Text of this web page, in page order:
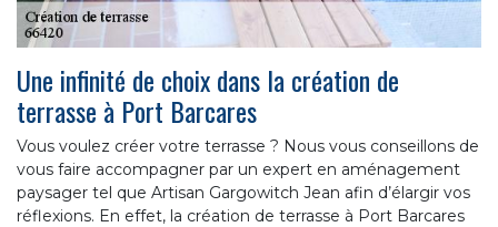
Une infinité de choix dans la création de
terrasse à Port Barcares
Vous voulez créer votre terrasse ? Nous vous conseillons de
vous faire accompagner par un expert en aménagement
paysager tel que Artisan Gargowitch Jean afin d’élargir vos
réflexions. En effet, la création de terrasse à Port Barcares